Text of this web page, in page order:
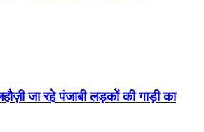
जा रहे पंजाबी लड़कों की गाड़ी का